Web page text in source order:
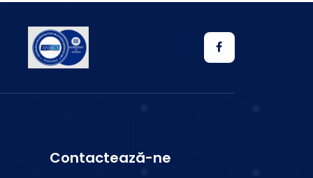
Contactează-ne